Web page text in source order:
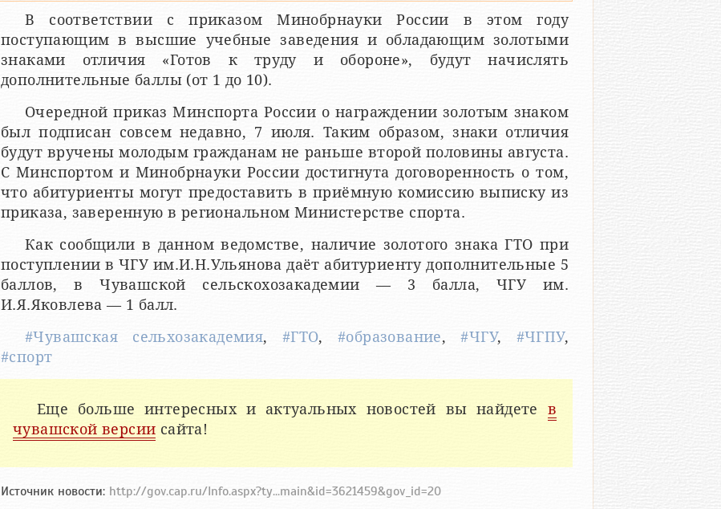
В соответствии с приказом Минобрнауки России в этом году
поступающим в высшие учебные заведения и обладающим золотыми
знаками отличия «Готов к труду и обороне», будут начислять
дополнительные баллы (от 1 до 10).
Очередной приказ Минспорта России о награждении золотым знаком
был подписан совсем недавно, 7 июля. Таким образом, знаки отличия
будут вручены молодым гражданам не раньше второй половины августа.
С Минспортом и Минобрнауки России достигнута договоренность о том,
что абитуриенты могут предоставить в приёмную комиссию выписку из
приказа, заверенную в региональном Министерстве спорта.
Как сообщили в данном ведомстве, наличие золотого знака ГТО при
поступлении в ЧГУ им.И.Н.Ульянова даёт абитуриенту дополнительные 5
баллов, в Чувашской сельскохозакадемии — 3 балла, ЧГУ им.
И.Я.Яковлева — 1 балл.
#Чувашская сельхозакадемия, #ГТО, #образование,#ЧГУ, #ЧГПУ,
#спорт
Еще больше интересных и актуальных новостей вы найдете в
чувашской версии сайта!
Источник новости: http://gov.cap.ru/Info.aspx?ty...main&id=3621459&gov_id=20